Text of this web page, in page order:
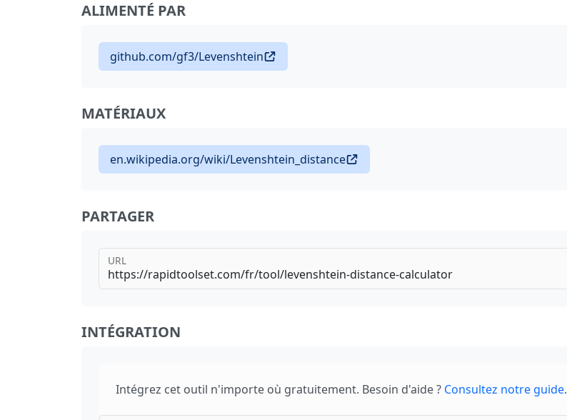
ALIMENTÉ PAR
github.com/gf3/Levenshtein
MATÉRIAUX
en.wikipedia.org/wiki/Levenshtein_distance
PARTAGER
URL
INTÉGRATION
Intégrez cet outil n'importe où gratuitement. Besoin d'aide ? Consultez notre guide.